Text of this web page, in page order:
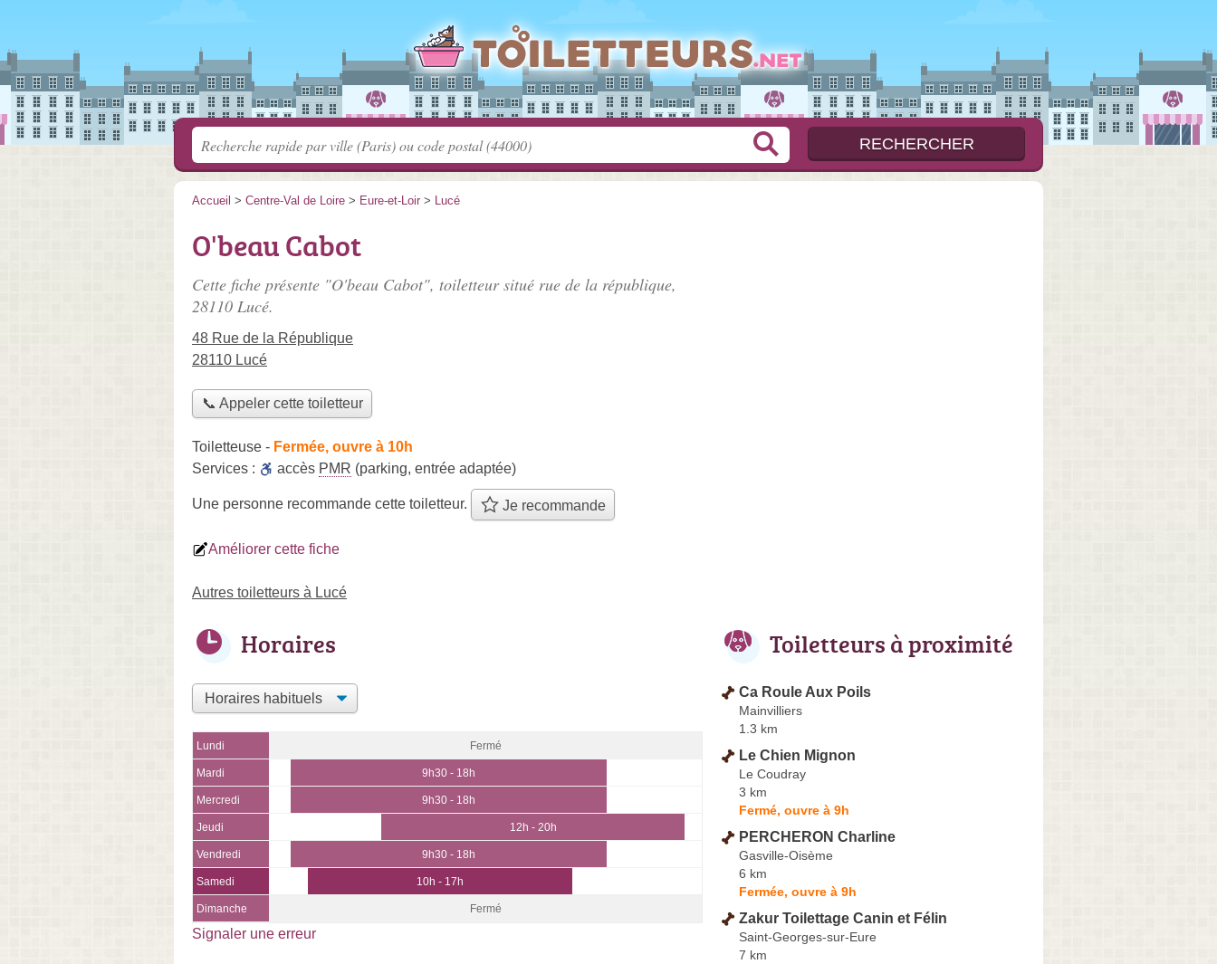
Accueil > Centre-Val de Loire > Eure-et-Loir > Lucé
O'beau Cabot
Cette fiche présente "O'beau Cabot", toiletteur situé rue de la république,
28110 Lucé.
48 Rue de la République
28110 Lucé
📞 Appeler cette toiletteur
Toiletteuse - Fermée, ouvre à 10h
Services :
accès PMR (parking, entrée adaptée)
Une personne recommande cette toiletteur. Je recommande
Améliorer cette fiche
Autres toiletteurs à Lucé
Horaires
Lundi Fermé
Mardi 9h30 - 18h
Mercredi 9h30 - 18h
Jeudi 12h - 20h
Vendredi 9h30 - 18h
Samedi 10h - 17h
Dimanche Fermé
Signaler une erreur
Toiletteurs à proximité
Ca Roule Aux Poils
Mainvilliers
1.3 km
Le Chien Mignon
Le Coudray
3 km
Fermé, ouvre à 9h
PERCHERON Charline
Gasville-Oisème
6 km
Fermée, ouvre à 9h
Zakur Toilettage Canin et Félin
Saint-Georges-sur-Eure
7 km